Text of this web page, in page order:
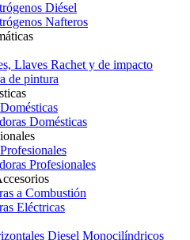
Diésel
Nafteros
Llaves Rachet y de impacto
de pintura
Domésticas
Profesionales
a Combustión
Eléctricas
Diesel Monocilíndricos